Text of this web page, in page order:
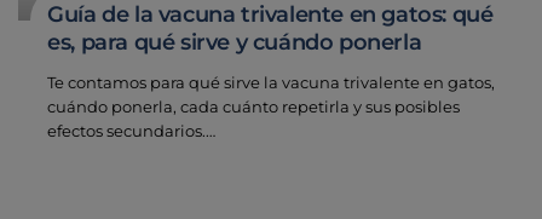
Guía de la vacuna trivalente en gatos: qué
es, para qué sirve y cuándo ponerla
Te contamos para qué sirve la vacuna trivalente en gatos,
cuándo ponerla, cada cuánto repetirla y sus posibles
efectos secundarios.…